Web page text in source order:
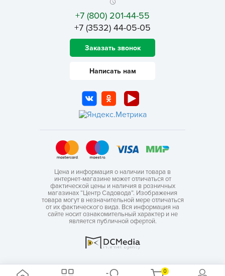
0
+7 (800) 201-44-55
+7 (3532) 44-05-05
Заказать звонок
Написать нам
Цена и информация о наличии товара в
интернет-магазине может отличаться от
фактической цены и наличия в розничных
магазинах “Центр Садовода”. Изображения
товара могут в незначительной мере отличаться
от их фактического вида. Вся информация на
сайте носит ознакомительный характер и не
является публичной офертой.